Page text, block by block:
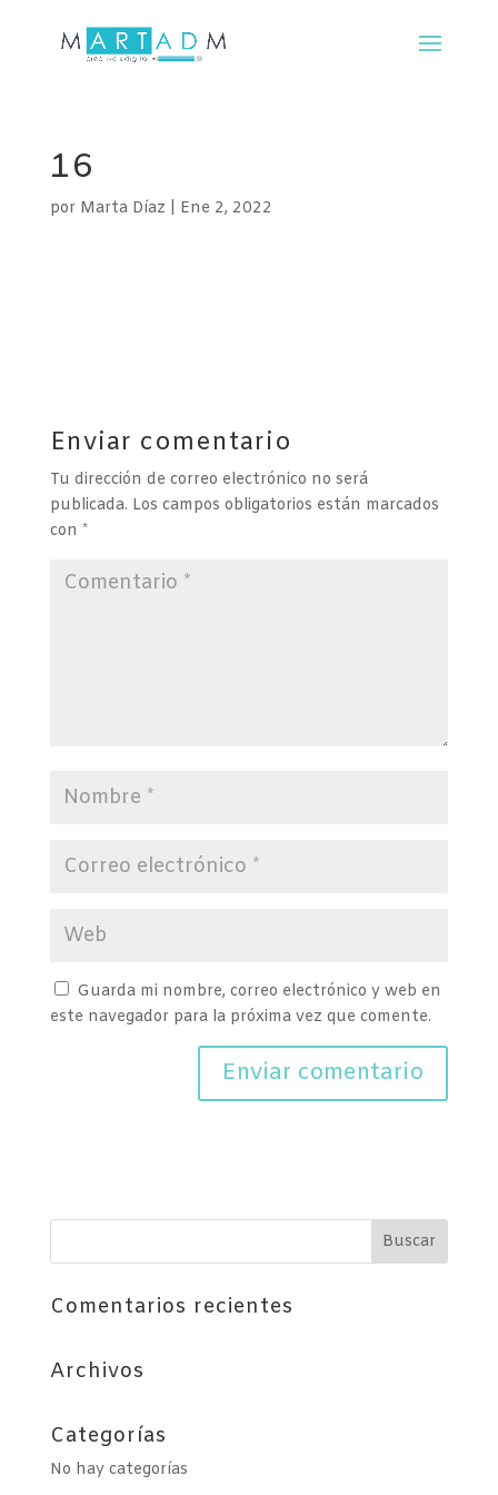
16
por Marta Díaz Ene 2, 2022
Enviar comentario
Tu dirección de correo electrónico no será
publicada. Los campos obligatorios están marcados
con *
Guarda mi nombre, correo electrónico y web en
este navegador para la próxima vez que comente.
Comentarios recientes
Archivos
Categorías
No hay categorías